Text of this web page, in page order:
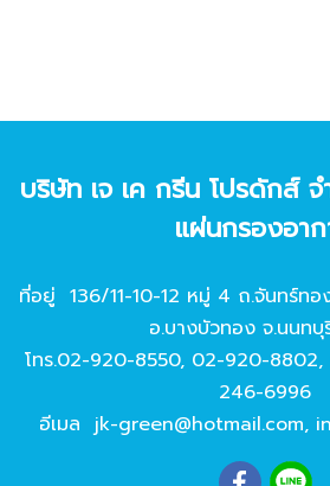
บริษัท เจ เค กรีน โปรดักส์
แผ่นกรองอา
ที่อยู่ 136/11-10-12 หมู่ 4 ถ.จันทร์ท
อ.บางบัวทอง จ.นนทบุรี
โทร.02-920-8550, 02-920-8802,
246-6996
อีเมล jk-green@hotmail.com,